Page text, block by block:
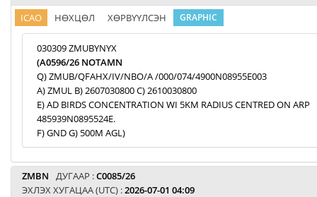
ICAO НӨХЦӨЛ ХӨРВҮҮЛСЭН GRAPHIC
030309 ZMUBYNYX
(A0596/26 NOTAMN
Q) ZMUB/QFAHX/IV/NBO/A /000/074/4900N08955E003
A) ZMUL B) 2607030800 C) 2610030800
E) AD BIRDS CONCENTRATION WI 5KM RADIUS CENTRED ON ARP
485939N0895524E.
F) GND G) 500M AGL)
ZMBN ДУГААР :C0085/26
ЭХЛЭХ ХУГАЦАА (UTC) :2026-07-01 04:09